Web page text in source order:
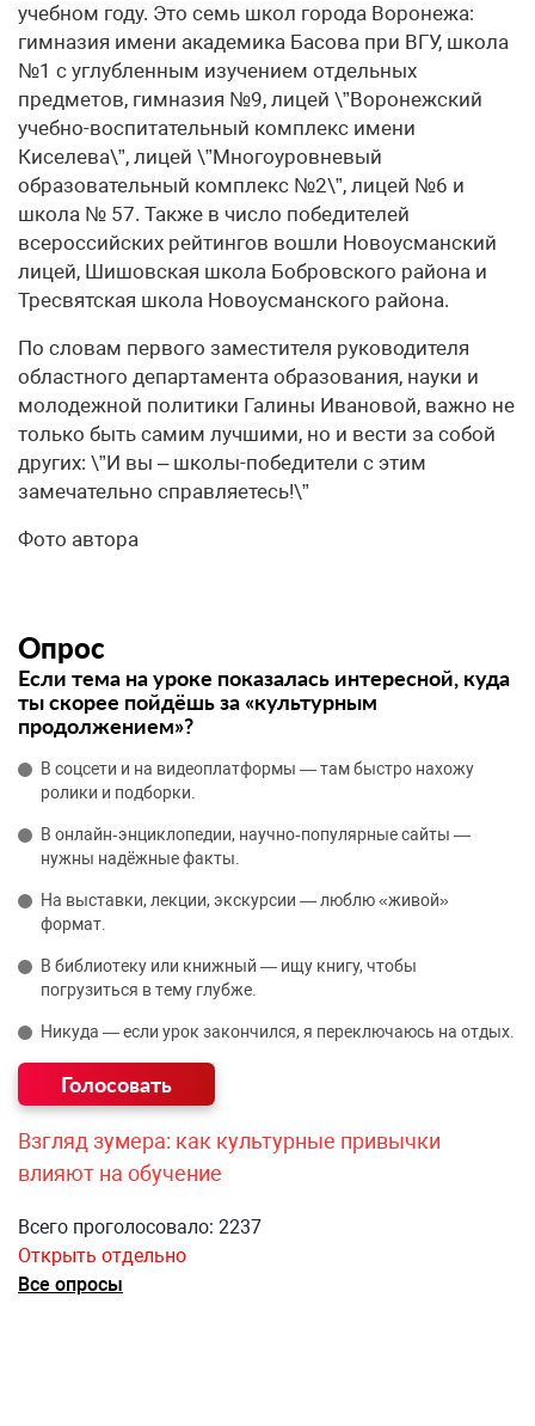
учебном году. Это семь школ города Воронежа:
гимназия имени академика Басова при ВГУ, школа
№1 с углубленным изучением отдельных
предметов, гимназия №9, лицей \”Воронежский
учебно-воспитательный комплекс имени
Киселева\”, лицей \”Многоуровневый
образовательный комплекс №2\”, лицей №6 и
школа № 57. Также в число победителей
всероссийских рейтингов вошли Новоусманский
лицей, Шишовская школа Бобровского района и
Тресвятская школа Новоусманского района.
По словам первого заместителя руководителя
областного департамента образования, науки и
молодежной политики Галины Ивановой, важно не
только быть самим лучшими, но и вести за собой
других: \”И вы – школы-победители с этим
замечательно справляетесь!\”
Фото автора
Опрос
Если тема на уроке показалась интересной, куда
ты скорее пойдёшь за «культурным
продолжением»?
В соцсети и на видеоплатформы — там быстро нахожу
ролики и подборки.
В онлайн‑энциклопедии, научно‑популярные сайты —
нужны надёжные факты.
На выставки, лекции, экскурсии — люблю «живой»
формат.
В библиотеку или книжный — ищу книгу, чтобы
погрузиться в тему глубже.
Никуда — если урок закончился, я переключаюсь на отдых.
Взгляд зумера: как культурные привычки
влияют на обучение
Всего проголосовало: 2237
Открыть отдельно
Все опросы